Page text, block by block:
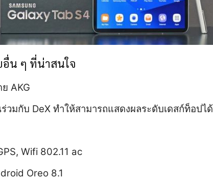
อื่น ๆ ที่น่าสนใจ
AKG
วมกับ DeX ทำให้สามารถแสดงผลระดับเดสก์ท็อปได้
Wifi 802.11 ac
Oreo 8.1